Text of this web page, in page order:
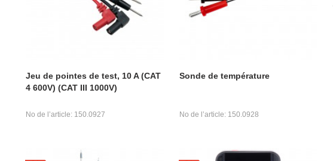
Jeu de pointes de test, 10 A (CAT
4 600V) (CAT III 1000V)
No de l’article: 150.0927
Sonde de température
No de l’article: 150.0928